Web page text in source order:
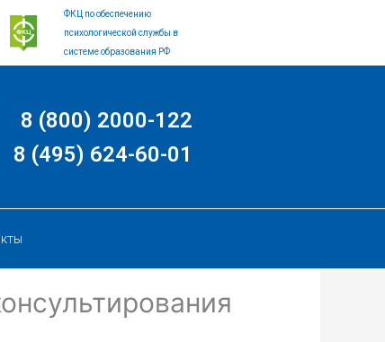
ФКЦ по обеспечению
психологической службы в
системе образования РФ
8 (800) 2000-122
8 (495) 624-60-01